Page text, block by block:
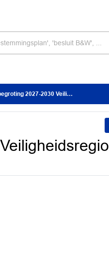
Veiligheidsregio Haaglanden